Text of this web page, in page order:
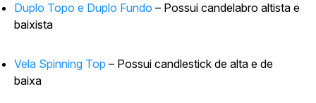
Duplo Topo e Duplo Fundo – Possui candelabro altista e
baixista
Vela Spinning Top – Possui candlestick de alta e de
baixa